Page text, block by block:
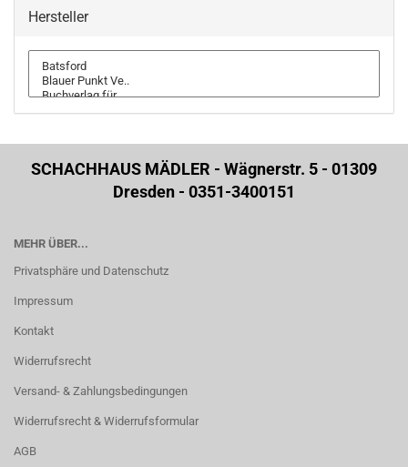
Hersteller
SCHACHHAUS MÄDLER - Wägnerstr. 5 - 01309
Dresden - 0351-3400151
MEHR ÜBER...
Privatsphäre und Datenschutz
Impressum
Kontakt
Widerrufsrecht
Versand- & Zahlungsbedingungen
Widerrufsrecht & Widerrufsformular
AGB